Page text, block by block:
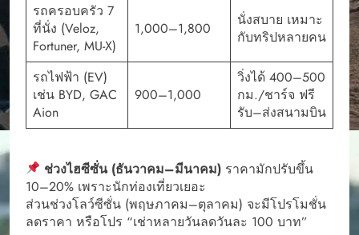
รถครอบครัว 7
ที่นั่ง (Veloz,
Fortuner, MU-X)
1,000–1,800
นั่งสบาย เหมาะ
กับทริปหลายคน
รถไฟฟ้า (EV)
เช่น BYD, GAC
Aion
900–1,000
วิ่งได้ 400–500
กม./ชาร์จ ฟรี
รับ–ส่งสนามบิน
ช่วงไฮซีซั่น (ธันวาคม–มีนาคม) ราคามักปรับขึ้น
10–20% เพราะนักท่องเที่ยวเยอะ
ส่วนช่วงโลว์ซีซั่น (พฤษภาคม–ตุลาคม) จะมีโปรโมชั่น
ลดราคา หรือโปร “เช่าหลายวันลดวันละ 100 บาท”